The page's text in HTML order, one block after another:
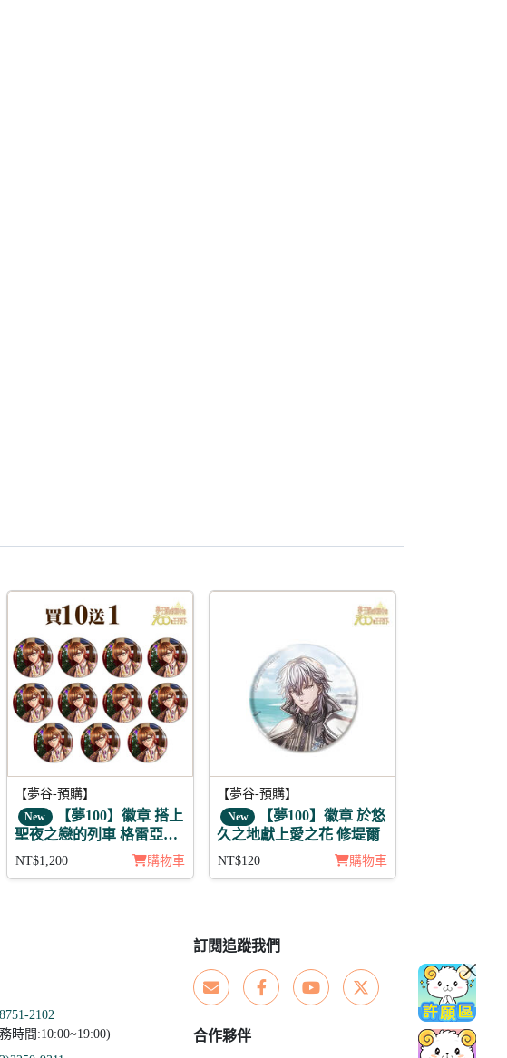
【夢谷-預購】
New
【夢100】徽章 搭上
聖夜之戀的列車 格雷亞姆
11入
NT$1,200 購物車
【夢谷-預購】
New
【夢100】徽章 於悠
久之地獻上愛之花 修堤爾
NT$120 購物車
2102
時間:10:00~19:00)
訂閱追蹤我們
合作夥伴